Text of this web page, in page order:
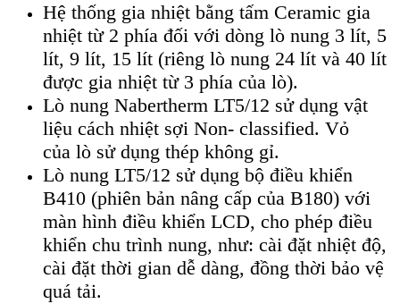
Hệ thống gia nhiệt bằng tấm Ceramic gia
nhiệt từ 2 phía đối với dòng lò nung 3 lít, 5
lít, 9 lít, 15 lít (riêng lò nung 24 lít và 40 lít
được gia nhiệt từ 3 phía của lò).
Lò nung Nabertherm LT5/12 sử dụng vật
liệu cách nhiệt sợi Non- classified. Vỏ
của lò sử dụng thép không gỉ.
Lò nung LT5/12 sử dụng bộ điều khiển
B410 (phiên bản nâng cấp của B180) với
màn hình điều khiển LCD, cho phép điều
khiển chu trình nung, như: cài đặt nhiệt độ,
cài đặt thời gian dễ dàng, đồng thời bảo vệ
quá tải.